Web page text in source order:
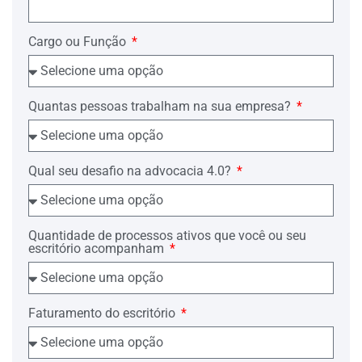
Requerente a celebração de novo
contrato, em substituição ao anterior, de
caráter meramente complementar, o qual
prevê, dentre outras vantagens,
internações em apartamentos.
A Requerente, após analisar a proposta,
concordou com a celebração do novo
contrato, vindo a concretizá-lo em ….
de …. de …., sendo denominado "….",
tendo o Código sido alterado para ….
(doc. ….).
Em data de …. de …. do ano em curso,
a filha da Requerente, …., menor
impúbere, dependente desta, submeteu-
se a intervenção cirúrgica …., sendo
internada em apartamento no Hospital
…., sito na Rua …. nº …., na Cidade de
…., sendo que a Requerida cobriu todas
as despesas efetuadas, tudo em
conformidade com o contrato celebrado.
Em …. de …. do ano corrente, o filho
Cargo ou Função
Quantas pessoas trabalham na sua empresa?
Qual seu desafio na advocacia 4.0?
Quantidade de processos ativos que você ou seu
escritório acompanham
Faturamento do escritório